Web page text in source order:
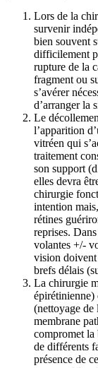
Lors de la
survenir
bien souvent
difficilement
rupture de la
fragment ou
s’avérer
d’arranger la
Le
l’apparition
vitréen qui
traitement
son support
elles devra
chirurgie
intention
rétines
reprises.
volantes +/-
vision doivent
brefs délais
La chirurgie
épirétinienne)
(nettoyage de
membrane
compromet la
de différents
présence de